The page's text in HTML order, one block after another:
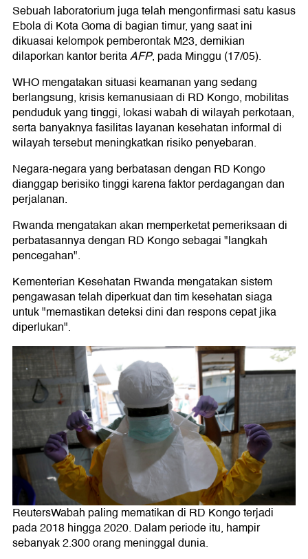
Sebuah laboratorium juga telah mengonfirmasi satu kasus
Ebola di Kota Goma di bagian timur, yang saat ini
dikuasai kelompok pemberontak M23, demikian
dilaporkan kantor beritaAFP, pada Minggu (17/05).
WHO mengatakan situasi keamanan yang sedang
berlangsung, krisis kemanusiaan di RD Kongo, mobilitas
penduduk yang tinggi, lokasi wabah di wilayah perkotaan,
serta banyaknya fasilitas layanan kesehatan informal di
wilayah tersebut meningkatkan risiko penyebaran.
Negara-negara yang berbatasan dengan RD Kongo
dianggap berisiko tinggi karena faktor perdagangan dan
perjalanan.
Rwanda mengatakan akan memperketat pemeriksaan di
perbatasannya dengan RD Kongo sebagai "langkah
pencegahan".
Kementerian Kesehatan Rwanda mengatakan sistem
pengawasan telah diperkuat dan tim kesehatan siaga
untuk "memastikan deteksi dini dan respons cepat jika
diperlukan".
ReutersWabah paling mematikan di RD Kongo terjadi
pada 2018 hingga 2020. Dalam periode itu, hampir
sebanyak 2.300 orang meninggal dunia.